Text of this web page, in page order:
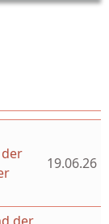
der
19.06.26